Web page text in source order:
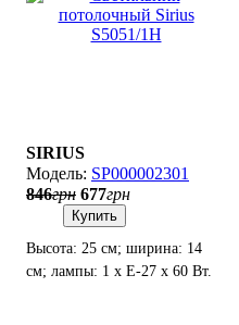
SIRIUS
SP000002301
846грн 677грн
Купить
Высота: 25 см; ширина: 14
см; лампы: 1 х Е-27 х 60 Вт.